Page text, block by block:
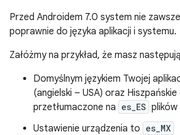
Przed Androidem 7.0 system nie zawsze
poprawnie do języka aplikacji i systemu.
Załóżmy na przykład, że masz
Domyślnym językiem Twojej
(angielski – USA) oraz
przetłumaczone na es_ES
Ustawienie urządzenia to es_MX